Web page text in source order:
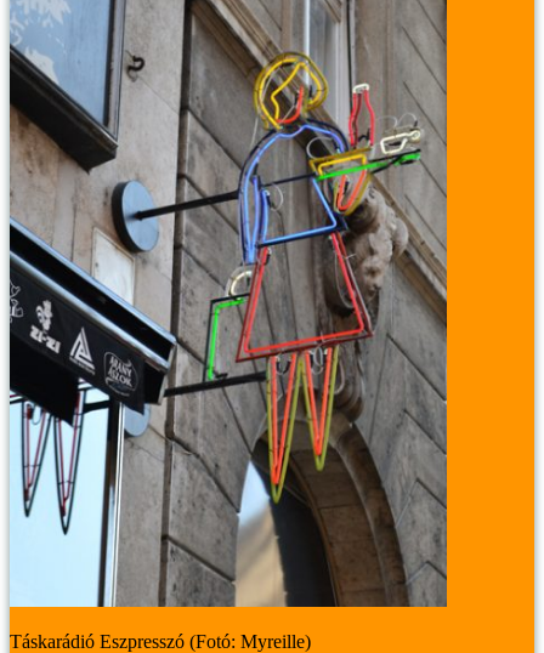
Táskarádió Eszpresszó (Fotó: Myreille)